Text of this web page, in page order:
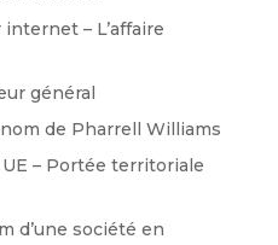
– L’affaire
général
de Pharrell Williams
– Portée territoriale
d’une société en